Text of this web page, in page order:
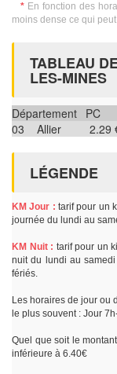
* En fonction des
moins dense ce qui
TABLEAU
LES-MINES
Département PC
03
Allier 2.29
LÉGENDE
KM Jour : tarif pour un
journée du lundi au
KM Nuit : tarif pour un
nuit du lundi au
fériés.
Les horaires de jour ou
le plus souvent : Jour
Quel que soit le
inférieure à 6.40€